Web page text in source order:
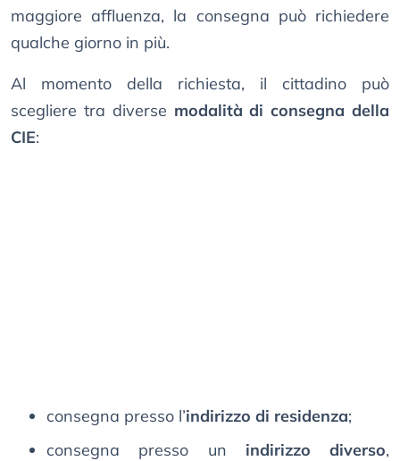
maggiore affluenza, la consegna può richiedere
qualche giorno in più.
Al momento della richiesta, il cittadino può
scegliere tra diverse modalità di consegna della
CIE:
consegna presso l’indirizzo di residenza;
consegna presso un indirizzo diverso,